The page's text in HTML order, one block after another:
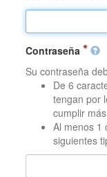
Contraseña
Su contraseña
De 6
tengan por
cumplir
Al menos 1
siguientes